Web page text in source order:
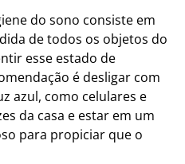
do sono consiste em
de todos os objetos do
esse estado de
é desligar com
azul, como celulares e
da casa e estar em um
para propiciar que o